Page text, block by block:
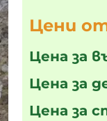
Цени
Цена за
Цена за
Цена за